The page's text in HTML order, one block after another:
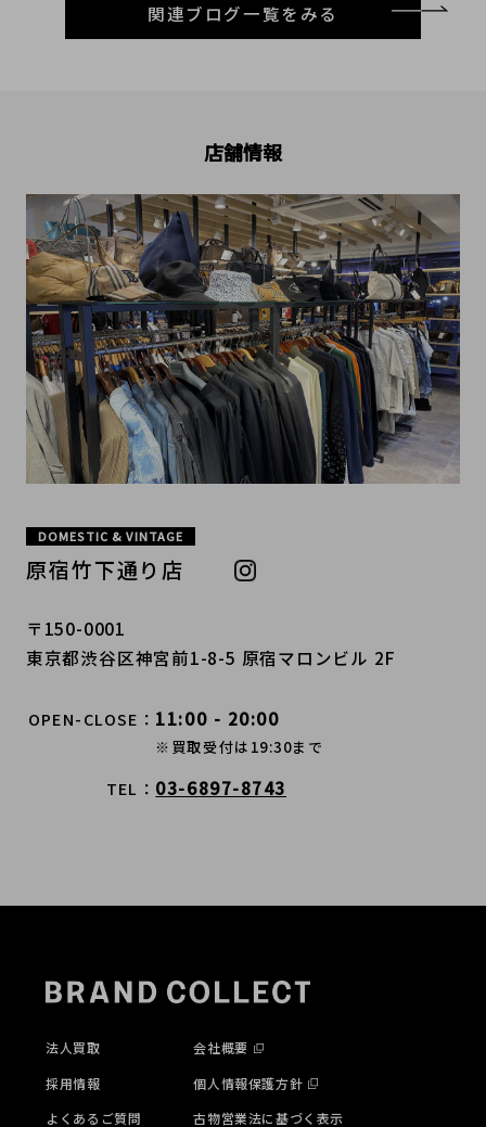
関連ブログ一覧をみる
店舗情報
DOMESTIC & VINTAGE
原宿竹下通り店
〒150-0001
東京都渋谷区神宮前1-8-5 原宿マロンビル 2F
OPEN-CLOSE 11:00 - 20:00
※買取受付は19:30まで
TEL 03-6897-8743
法人買取
採用情報
よくあるご質問
会社概要
個人情報保護方針
古物営業法に基づく表示